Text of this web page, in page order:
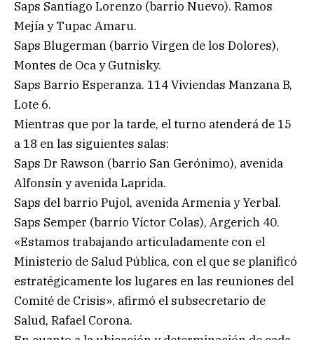
Saps Santiago Lorenzo (barrio Nuevo). Ramos
Mejía y Tupac Amaru.
Saps Blugerman (barrio Virgen de los Dolores),
Montes de Oca y Gutnisky.
Saps Barrio Esperanza. 114 Viviendas Manzana B,
Lote 6.
Mientras que por la tarde, el turno atenderá de 15
a 18 en las siguientes salas:
Saps Dr Rawson (barrio San Gerónimo), avenida
Alfonsín y avenida Laprida.
Saps del barrio Pujol, avenida Armenia y Yerbal.
Saps Semper (barrio Víctor Colas), Argerich 40.
«Estamos trabajando articuladamente con el
Ministerio de Salud Pública, con el que se planificó
estratégicamente los lugares en las reuniones del
Comité de Crisis», afirmó el subsecretario de
Salud, Rafael Corona.